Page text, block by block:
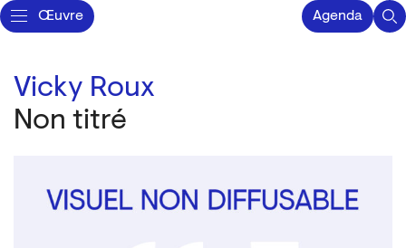
Œuvre Agenda
Vicky Roux
Non titré